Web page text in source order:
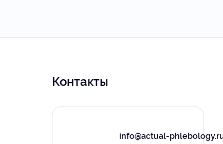
Контакты
info@actual-